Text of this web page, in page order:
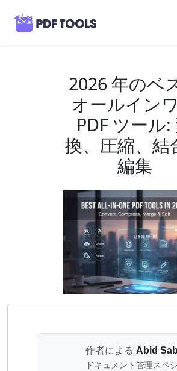
2026 年のベ
オールイン
PDF ツール:
換、圧縮、結
編集
作者による Abid
ドキュメント管理スペ